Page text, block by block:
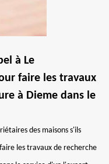
à Le
faire les travaux
à Dieme dans le
des maisons s'ils
les travaux de recherche